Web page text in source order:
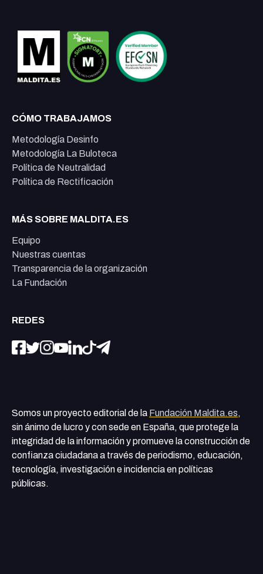
CÓMO TRABAJAMOS
Metodología Desinfo
Metodología La Buloteca
Política de Neutralidad
Política de Rectificación
MÁS SOBRE MALDITA.ES
Equipo
Nuestras cuentas
Transparencia de la organización
La Fundación
REDES
Somos un proyecto editorial de la Fundación Maldita.es,
sin ánimo de lucro y con sede en España, que protege la
integridad de la información y promueve la construcción de
confianza ciudadana a través de periodismo, educación,
tecnología, investigación e incidencia en políticas
públicas.